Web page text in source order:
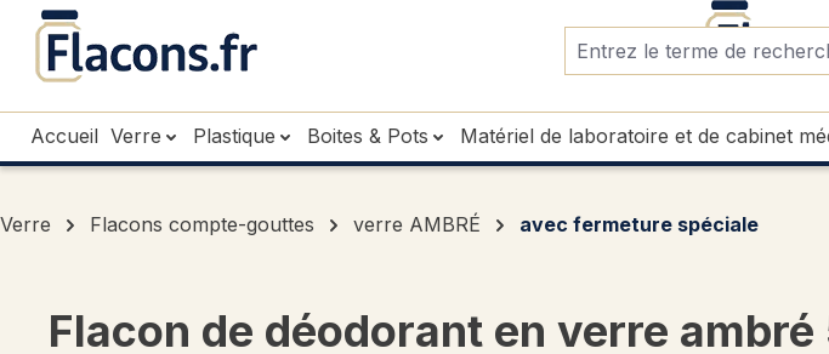
au contenu principal
Passer à la recherche
Passer à la navigation principale
Accueil Verre Plastique Boites & Pots Matériel de laboratoire et de cabinet
Verre Flacons compte-gouttes verre AMBRÉ avec fermeture spéciale
Flacon de déodorant en verre